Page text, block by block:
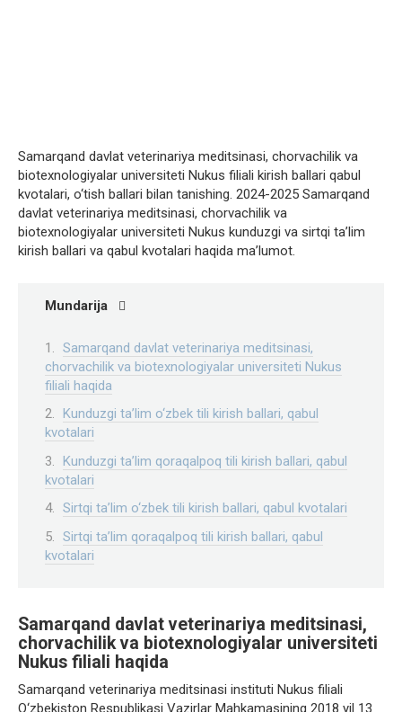
Samarqand davlat veterinariya meditsinasi, chorvachilik va
biotexnologiyalar universiteti Nukus filiali kirish ballari qabul
kvotalari, o‘tish ballari bilan tanishing. 2024-2025 Samarqand
davlat veterinariya meditsinasi, chorvachilik va
biotexnologiyalar universiteti Nukus kunduzgi va sirtqi ta’lim
kirish ballari va qabul kvotalari haqida ma’lumot.
Mundarija
Samarqand davlat veterinariya meditsinasi,
chorvachilik va biotexnologiyalar universiteti Nukus
filiali haqida
Kunduzgi ta’lim o‘zbek tili kirish ballari, qabul
kvotalari
Kunduzgi ta’lim qoraqalpoq tili kirish ballari, qabul
kvotalari
Sirtqi ta’lim o‘zbek tili kirish ballari, qabul kvotalari
Sirtqi ta’lim qoraqalpoq tili kirish ballari, qabul
kvotalari
Samarqand davlat veterinariya meditsinasi,
chorvachilik va biotexnologiyalar universiteti
Nukus filiali haqida
Samarqand veterinariya meditsinasi instituti Nukus filiali
O‘zbekiston Respublikasi Vazirlar Mahkamasining 2018 yil 13